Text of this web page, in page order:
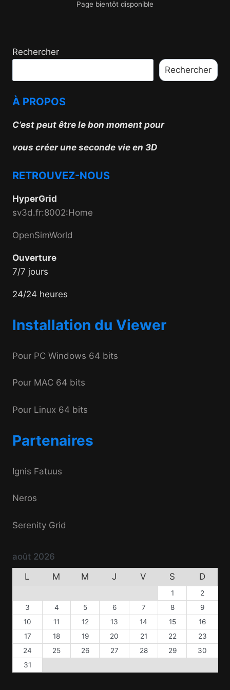
Page bientôt disponible
Rechercher
Rechercher
À PROPOS
C’est peut être le bon moment pour
vous créer une seconde vie en 3D
RETROUVEZ-NOUS
HyperGrid
sv3d.fr:8002:Home
OpenSimWorld
Ouverture
7/7 jours
24/24 heures
Installation du Viewer
Pour PC Windows 64 bits
Pour MAC 64 bits
Pour Linux 64 bits
Partenaires
Ignis Fatuus
Neros
Serenity Grid
août 2026
L
M M J V S D
1
2
3
4 5 6 7 8
9
10
11 12 13 14 15
16
17
18 19 20 21 22
23
24
25 26 27 28 29
30
31